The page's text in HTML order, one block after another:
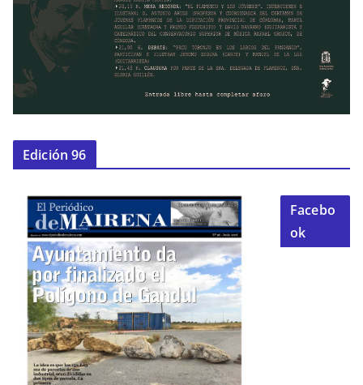
Edición 96
Facebo
ok